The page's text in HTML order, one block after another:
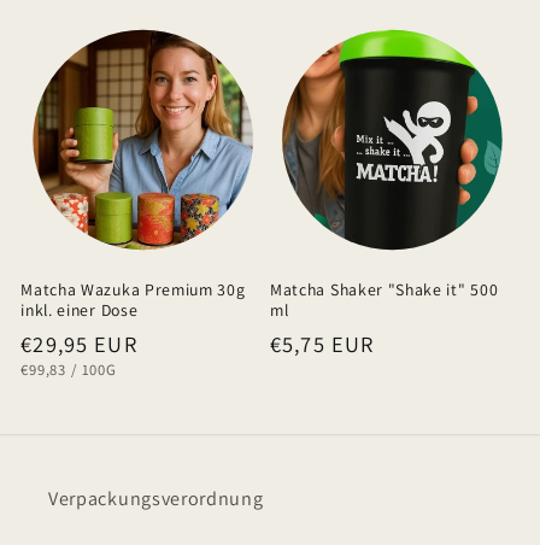
Matcha Wazuka Premium 30g
inkl. einer Dose
Normaler
Preis
€29,95 EUR
GRUNDPREIS
€99,83 / PRO
100G
Matcha Shaker "Shake it" 500
ml
Normaler
€5,75 EUR
Verpackungsverordnung